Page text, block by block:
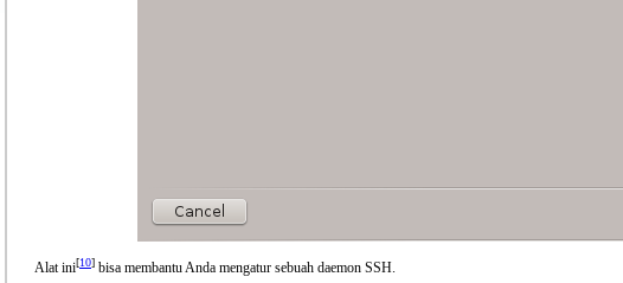
Alat ini[10] bisa membantu Anda mengatur sebuah daemon SSH